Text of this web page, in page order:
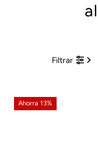
Filtrar
Ahorra 13%